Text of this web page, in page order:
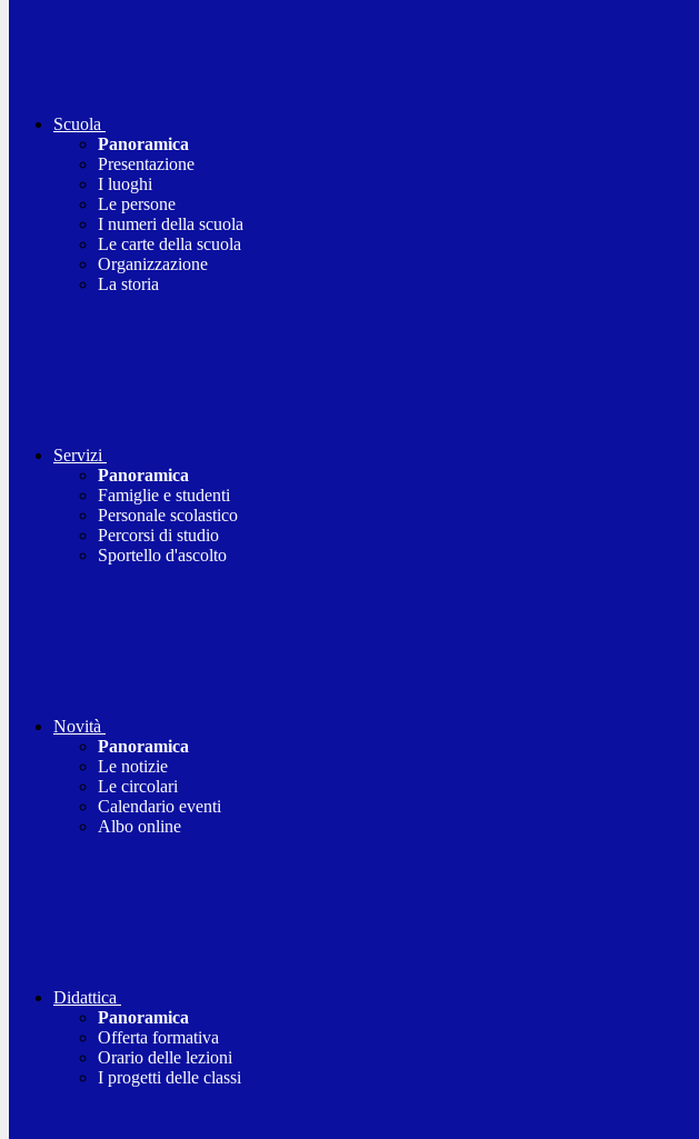
Scuola
Panoramica
Presentazione
I luoghi
Le persone
I numeri della scuola
Le carte della scuola
Organizzazione
La storia
Servizi
Panoramica
Famiglie e studenti
Personale scolastico
Percorsi di studio
Sportello d'ascolto
Novità
Panoramica
Le notizie
Le circolari
Calendario eventi
Albo online
Didattica
Panoramica
Offerta formativa
Orario delle lezioni
I progetti delle classi